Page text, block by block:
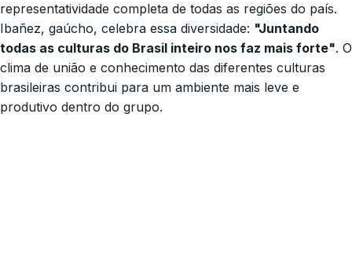
representatividade completa de todas as regiões do país.
Ibañez, gaúcho, celebra essa diversidade: "Juntando
todas as culturas do Brasil inteiro nos faz mais forte". O
clima de união e conhecimento das diferentes culturas
brasileiras contribui para um ambiente mais leve e
produtivo dentro do grupo.